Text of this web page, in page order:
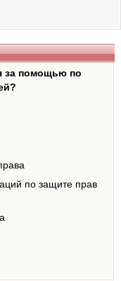
за помощью по
по защите прав